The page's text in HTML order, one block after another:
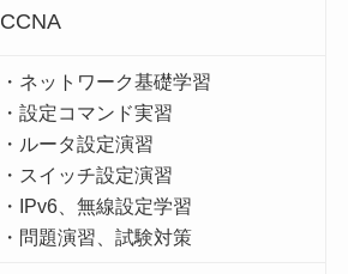
CCNA
・ネットワーク基礎学習
・設定コマンド実習
・ルータ設定演習
・スイッチ設定演習
・IPv6、無線設定学習
・問題演習、試験対策